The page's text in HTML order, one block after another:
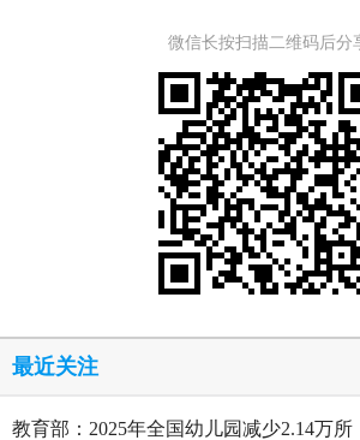
微信长按扫描二维码后分
最近关注
教育部：2025年全国幼儿园减少2.14万所